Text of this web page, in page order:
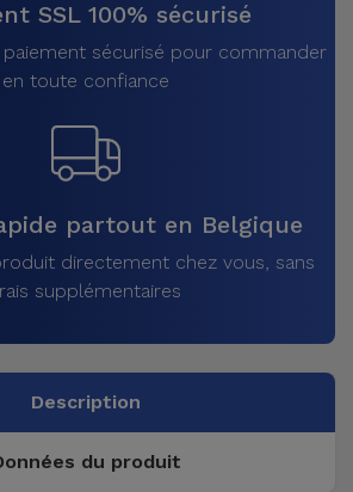
SSL 100% sécurisé
sécurisé pour commander
en toute confiance
partout en Belgique
directement chez vous, sans
supplémentaires
Description
du produit